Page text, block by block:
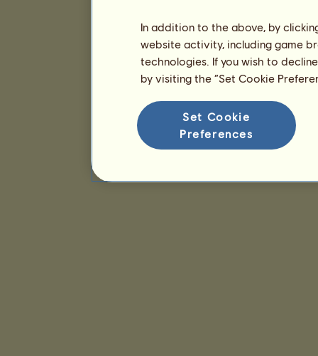
In addition to the above, by
website activity, including game
technologies. If you wish to
by visiting the “Set Cookie
Set Cookie
Preferences